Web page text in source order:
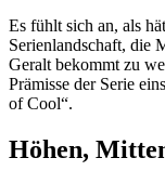
Es fühlt sich an, als
Serienlandschaft, die
Geralt bekommt zu
Prämisse der Serie
of Cool“.
Höhen,